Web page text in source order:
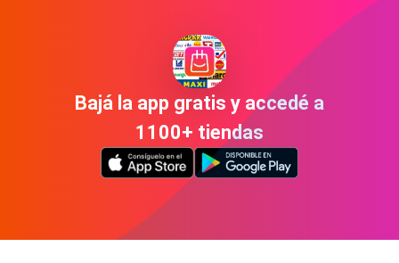
Bajá la app gratis y accedé a
1100+ tiendas